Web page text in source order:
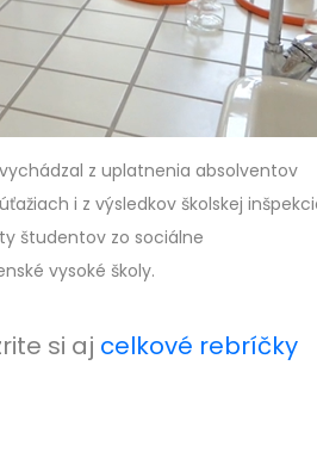
z uplatnenia absolventov
i z výsledkov školskej
študentov zo sociálne
vysoké školy.
si aj celkové rebríčky